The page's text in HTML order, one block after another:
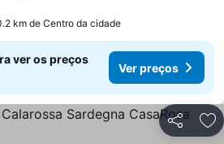
km de Centro da cidade
ver os preços
Ver preços
Partilhar